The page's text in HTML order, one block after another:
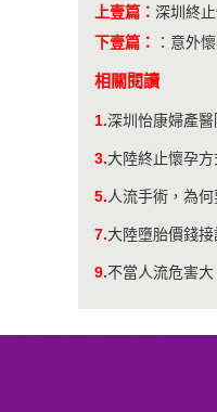
上壹篇： 深圳終
下壹篇：
： 意外
相關閱讀
1.深圳怡康婦產
3.大陸終止懷孕
5.人流手術，為
7.大陸墮胎價錢
9.不當人流危害